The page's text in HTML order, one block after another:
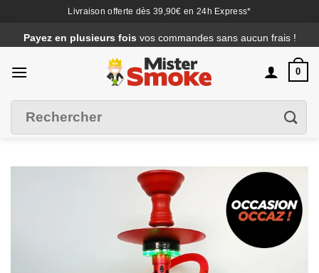
Livraison offerte dès 39,90€ en 24h Express*
au
contenu
Payez en plusieurs fois vos commandes sans aucun frais !
0
pour :